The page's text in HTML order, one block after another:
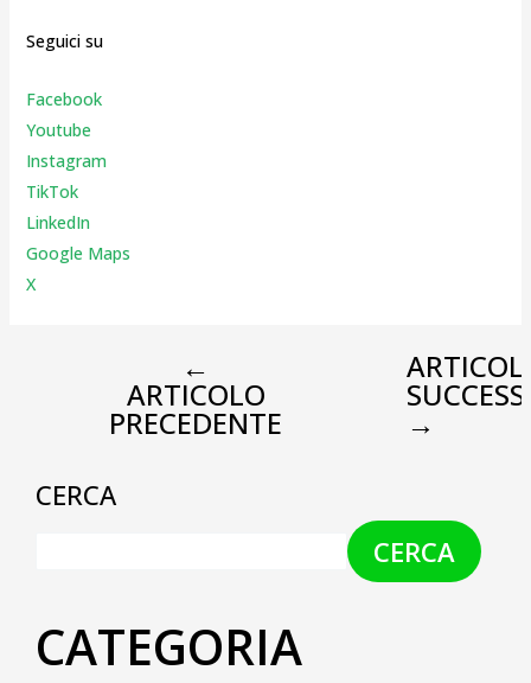
Seguici su
Facebook
Youtube
Instagram
TikTok
LinkedIn
Google Maps
X
←
ARTICOLO
PRECEDENTE →
CERCA
CERCA
CATEGORIA